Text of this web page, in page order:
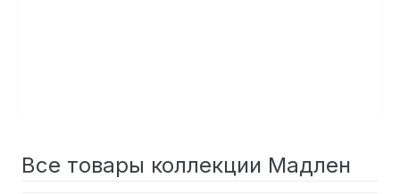
Все товары коллекции Мадлен